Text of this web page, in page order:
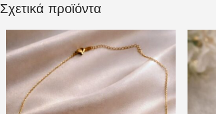
Σχετικά προϊόντα